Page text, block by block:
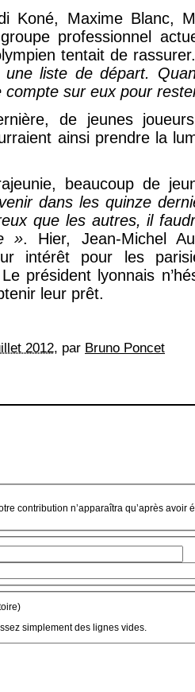
Koné, Maxime Blanc,
professionnel
tentait de
liste de départ.
compte sur eux pour
de jeunes
ainsi prendre la
beaucoup de
dans les quinze
que les autres, il
». Hier, Jean-Michel
intérêt pour les
président lyonnais
leur prêt.
2012, par Bruno Poncet
contribution n’apparaîtra qu’après avoir
simplement des lignes vides.